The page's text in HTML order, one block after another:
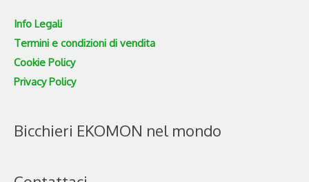
Info Legali
Termini e condizioni di vendita
Cookie Policy
Privacy Policy
Bicchieri EKOMON nel mondo